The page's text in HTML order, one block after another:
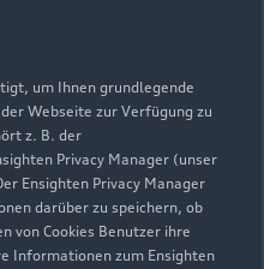
um Ihnen grundlegende
Webseite zur Verfügung zu
z. B. der
Privacy Manager (unser
Ensighten Privacy Manager
darüber zu speichern, ob
von Cookies Benutzer ihre
Informationen zum Ensighten
Freitag 08:00
Zurück nach oben